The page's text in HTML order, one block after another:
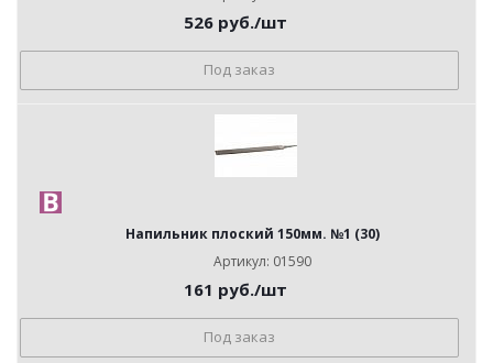
526 руб./шт
Под заказ
Напильник плоский 150мм. №1 (30)
Артикул: 01590
161 руб./шт
Под заказ